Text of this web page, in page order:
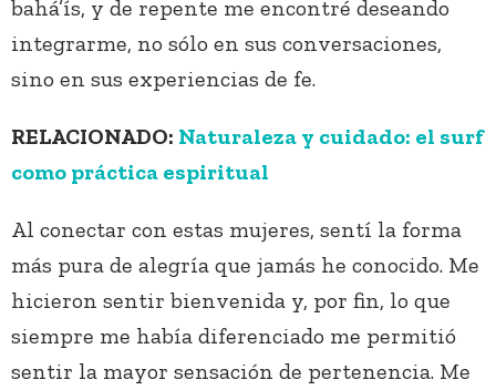
bahá’ís, y de repente me encontré deseando
integrarme, no sólo en sus conversaciones,
sino en sus experiencias de fe.
RELACIONADO: Naturaleza y cuidado: el surf
como práctica espiritual
Al conectar con estas mujeres, sentí la forma
más pura de alegría que jamás he conocido. Me
hicieron sentir bienvenida y, por fin, lo que
siempre me había diferenciado me permitió
sentir la mayor sensación de pertenencia. Me